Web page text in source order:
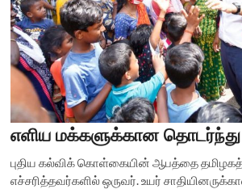
எளிய மக்களுக்கான
புதிய கல்விக் கொள்கையின் ஆபத்தை
எச்சரித்தவர்களில் ஒருவர். உயர்